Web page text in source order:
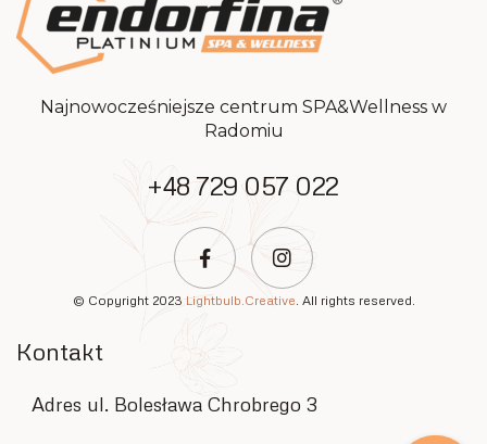
© Copyright 2023 Lightbulb.Creative. All rights reserved.
Najnowocześniejsze centrum SPA&Wellness w
Radomiu
+48 729 057 022
Kontakt
Adres ul. Bolesława Chrobrego 3